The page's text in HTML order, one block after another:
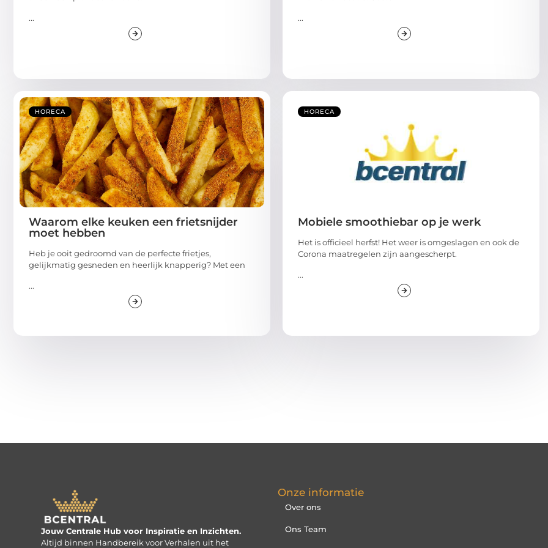
... ...
HORECA
Waarom elke keuken een frietsnijder
moet hebben
Heb je ooit gedroomd van de perfecte frietjes,
gelijkmatig gesneden en heerlijk knapperig? Met een
...
HORECA
Mobiele smoothiebar op je werk
Het is officieel herfst! Het weer is omgeslagen en ook de
Corona maatregelen zijn aangescherpt.
...
Jouw Centrale Hub voor Inspiratie en Inzichten.
Altijd binnen Handbereik voor Verhalen uit het
Onze informatie
Over ons
Ons Team